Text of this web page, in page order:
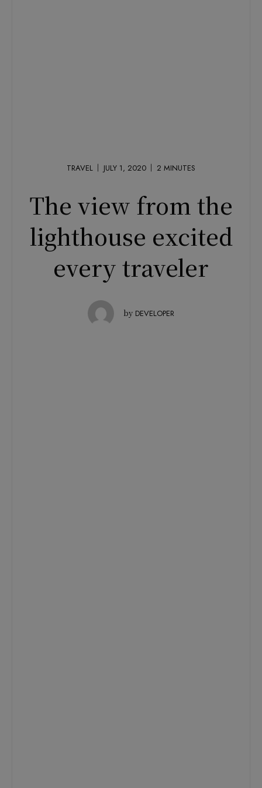
TRAVEL JULY 1, 2020 2 MINUTES
The view from the
lighthouse excited
every traveler
by DEVELOPER